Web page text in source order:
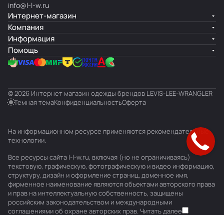
info@l-l-w.ru
Интернет-магазин
Компания
Информация
Помощь
© 2026 Интернет магазин одежды брендов LEVIS-LEE-WRANGLER
Темная темаКонфиденциальностьОферта
На информационном ресурсе применяются рекомендательные
технологии.
Все ресурсы сайта l-l-w.ru, включая (но не ограничиваясь)
текстовую, графическую, фотографическую и видео информацию,
структуру, дизайн и оформление страниц, доменное имя,
фирменное наименование являются объектами авторского права
и прав на интеллектуальную собственность, защищены
российским законодательством и международными
соглашениями об охране авторских прав. Читать далее